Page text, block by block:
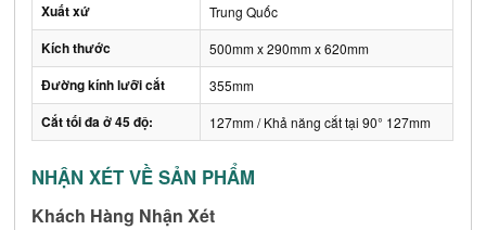
Xuất xứ Trung Quốc
Kích thước 500mm x 290mm x 620mm
Đường kính lưỡi cắt 355mm
Cắt tối đa ở 45 độ: 127mm / Khả năng cắt tại 90° 127mm
NHẬN XÉT VỀ SẢN PHẨM
Khách Hàng Nhận Xét